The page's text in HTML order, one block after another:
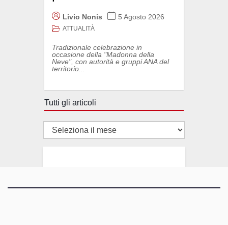
Livio Nonis 5 Agosto 2026
ATTUALITÀ
Tradizionale celebrazione in
occasione della "Madonna della
Neve", con autorità e gruppi ANA del
territorio...
Tutti gli articoli
Tutti